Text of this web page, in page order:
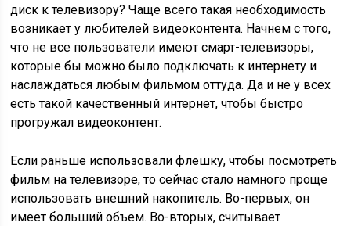
диск к телевизору? Чаще всего такая необходимость
возникает у любителей видеоконтента. Начнем с того,
что не все пользователи имеют смарт-телевизоры,
которые бы можно было подключать к интернету и
наслаждаться любым фильмом оттуда. Да и не у всех
есть такой качественный интернет, чтобы быстро
прогружал видеоконтент.
Если раньше использовали флешку, чтобы посмотреть
фильм на телевизоре, то сейчас стало намного проще
использовать внешний накопитель. Во-первых, он
имеет больший объем. Во-вторых, считывает